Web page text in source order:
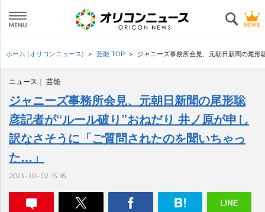
ホーム (オリコンニュース) 芸能 TOP ジャニーズ事務所会見、元朝日新聞の尾
ニュース 芸能
ジャニーズ事務所会見、元朝日新聞の尾形聡
彦記者が“ルール破り”おねだり 井ノ原が申し
訳なさそうに「ご質問されたのを聞いちゃっ
た…」
2023-10-02 15:45